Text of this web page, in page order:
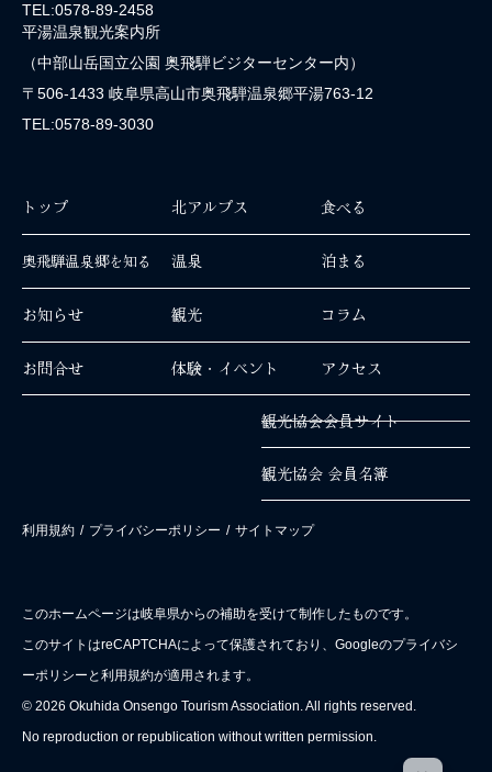
TEL:0578-89-2458
平湯温泉観光案内所
（中部山岳国立公園 奥飛騨ビジターセンター内）
〒506-1433 岐阜県高山市奥飛騨温泉郷平湯763-12
TEL:0578-89-3030
トップ
奥飛騨温泉郷を知る
お知らせ
お問合せ
北アルプス
温泉
観光
体験・イベント
食べる
泊まる
コラム
アクセス
観光協会会員サイト
観光協会 会員名簿
利用規約 / プライバシーポリシー / サイトマップ
このホームページは岐阜県からの補助を受けて制作したものです。
このサイトはreCAPTCHAによって保護されており、Googleのプライバシ
ーポリシーと利用規約が適用されます。
© 2026 Okuhida Onsengo Tourism Association. All rights reserved.
No reproduction or republication without written permission.